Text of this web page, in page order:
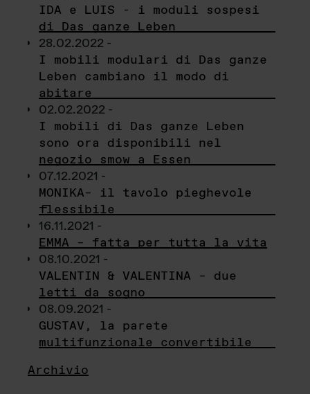
IDA e LUIS - i moduli sospesi
di Das ganze Leben
28.02.2022 -
I mobili modulari di Das ganze
Leben cambiano il modo di
abitare
02.02.2022 -
I mobili di Das ganze Leben
sono ora disponibili nel
negozio smow a Essen
07.12.2021 -
MONIKA– il tavolo pieghevole
flessibile
16.11.2021 -
EMMA – fatta per tutta la vita
08.10.2021 -
VALENTIN & VALENTINA – due
letti da sogno
08.09.2021 -
GUSTAV, la parete
multifunzionale convertibile
Archivio